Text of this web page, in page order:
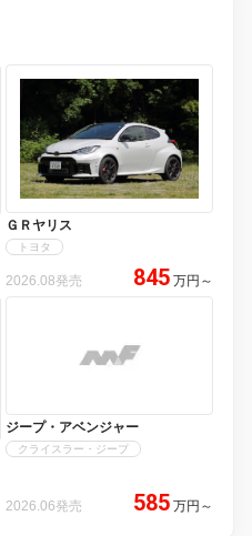
ＧＲヤリス
トヨタ
2026.08発売 845 万円 ～
ジープ・アベンジャー
クライスラー・ジープ
2026.06発売 585 万円 ～